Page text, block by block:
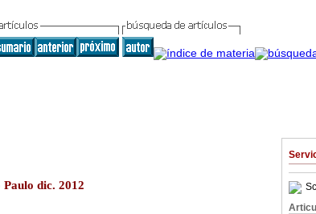
dic. 2012